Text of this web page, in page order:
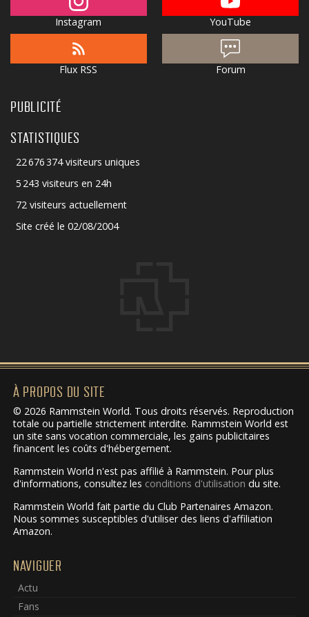
Instagram YouTube
Flux RSS Forum
PUBLICITÉ
STATISTIQUES
22 676 374 visiteurs uniques
5 243 visiteurs en 24h
72 visiteurs actuellement
Site créé le 02/08/2004
À PROPOS DU SITE
© 2026 Rammstein World. Tous droits réservés. Reproduction
totale ou partielle strictement interdite. Rammstein World est
un site sans vocation commerciale, les gains publicitaires
financent les coûts d'hébergement.
Rammstein World n'est pas affilié à Rammstein. Pour plus
d'informations, consultez les conditions d'utilisation du site.
Rammstein World fait partie du Club Partenaires Amazon.
Nous sommes susceptibles d'utiliser des liens d'affiliation
Amazon.
NAVIGUER
Actu
Fans